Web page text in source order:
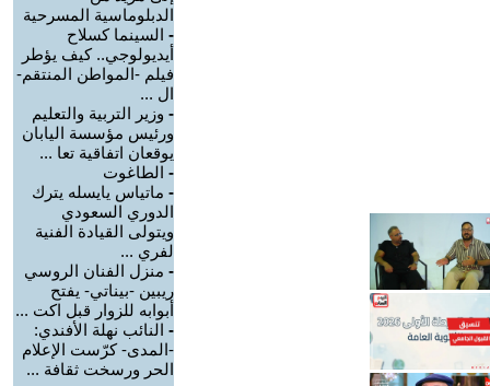
الدبلوماسية المسرحية
- السينما كسلاح
أيديولوجي.. كيف يؤطر
فيلم -المواطن المنتقم-
ال ...
- وزير التربية والتعليم
ورئيس مؤسسة اليابان
يوقعان اتفاقية تعا ...
- الطاغوت
- ماتياس يايسله يترك
الدوري السعودي
ويتولى القيادة الفنية
لفري ...
- منزل الفنان الروسي
ريبين -بيناتي- يفتح
أبوابه للزوار قبل اكت ...
- النائب نهلة الأفندي:
-المدى- كرّست الإعلام
الحر ورسخت ثقافة ...